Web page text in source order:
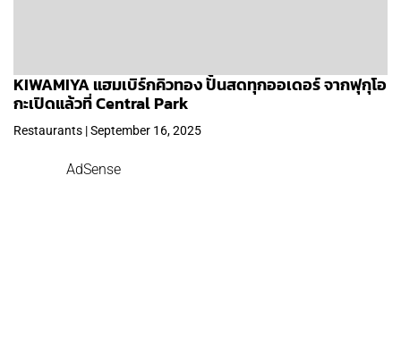
KIWAMIYA แฮมเบิร์กคิวทอง ปั้นสดทุกออเดอร์ จากฟุกุโอ
กะเปิดแล้วที่ Central Park
Restaurants | September 16, 2025
AdSense